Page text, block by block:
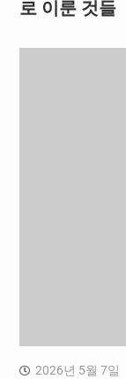
로 이룬 것들
2026년 5월 7일